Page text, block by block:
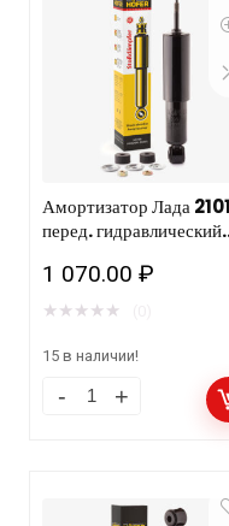
Амортизатор Лада 2101
перед. гидравлический
103/10шт
1 070.00₽
★ ★ ★ ★ ★
15 в наличии!